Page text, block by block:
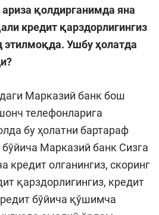
қолдирганимда яна
кредит қарздорлигингиз
этилмоқда. Ушбу ҳолатда
Марказий банк бош
телефонларига
бу ҳолатни бартараф
бўйича Марказий банк Сизга
кредит олганингиз, скоринг
қарздорлигингиз, кредит
бўйича қўшимча